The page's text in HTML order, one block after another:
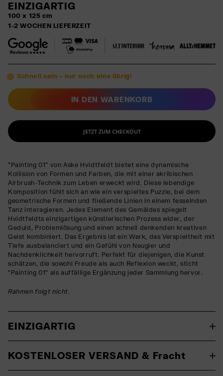
EINZIGARTIG
100 x 125 cm
1-2 WOCHEN LIEFERZEIT
Schnell sein – nur noch eins übrig!
IN DEN WARENKORB
JETZT ZUM CHECKOUT
"Painting 01" von Aske Hvidtfeldt bietet eine dynamische
Kollision von Formen und Farben, die mit einer akribischen
Airbrush-Technik zum Leben erweckt wird. Diese lebendige
Komposition fühlt sich an wie ein verspieltes Puzzle, bei dem
geometrische Formen und fließende Linien in einem fesselnden
Tanz interagieren. Jedes Element des Gemäldes spiegelt
Hvidtfeldts einzigartigen künstlerischen Prozess wider, der
Geduld, Problemlösung und einen schnell denkenden kreativen
Geist kombiniert. Das Ergebnis ist ein Werk, das Verspieltheit mit
Tiefe ausbalanciert und ein Gefühl von Neugier und
Nachdenklichkeit hervorruft. Perfekt für diejenigen, die Kunst
schätzen, die sowohl Freude als auch Reflexion weckt, sticht
"Painting 01" als auffällige Ergänzung jeder Sammlung hervor.
Rahmen folgt nicht.
EINZIGARTIG
KOSTENLOSER VERSAND & Fracht